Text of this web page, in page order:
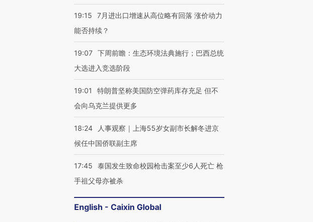
19:15
7月进出口增速从高位略有回落 涨价动力
能否持续？
19:07 下周前瞻：生态环境法典施行；巴西总统
大选进入竞选阶段
19:01
特朗普坚称美国防空弹药库存充足 但不
会向乌克兰提供更多
18:24
人事观察｜上海55岁女副市长解冬进京
候任中国侨联副主席
17:45
泰国发生致命校园枪击案至少6人死亡 枪
手祖父母亦被杀
English - Caixin Global